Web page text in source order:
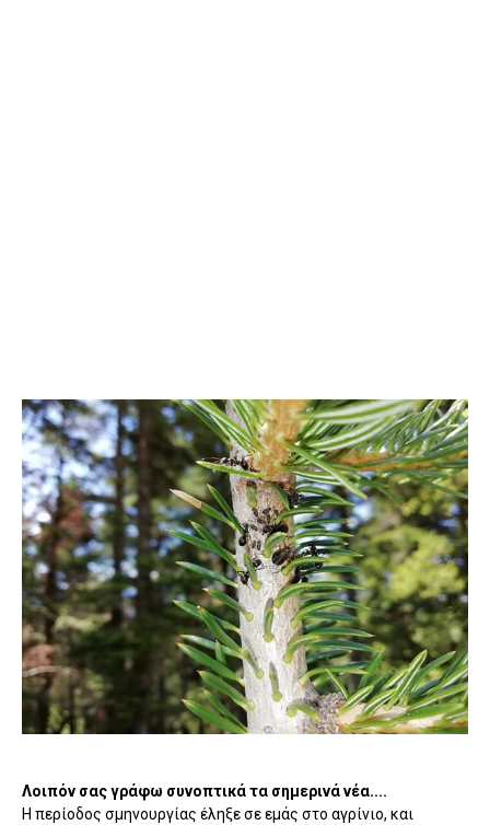
Λοιπόν σας γράφω συνοπτικά τα σημερινά νέα....
Η περίοδος σμηνουργίας έληξε σε εμάς στο αγρίνιο, και